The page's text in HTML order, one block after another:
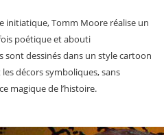
initiatique, Tomm Moore réalise un
poétique et abouti
sont dessinés dans un style cartoon
décors symboliques, sans
magique de l’histoire.